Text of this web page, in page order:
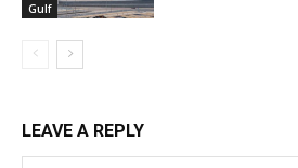
Gulf
LEAVE A REPLY